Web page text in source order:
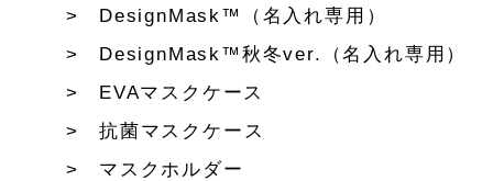
DesignMask™（名入れ専用）
DesignMask™秋冬ver.（名入れ専用）
EVAマスクケース
抗菌マスクケース
マスクホルダー